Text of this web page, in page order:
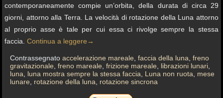
contemporaneamente compie un’orbita, della durata di circa 29
giorni, attorno alla Terra. La velocità di rotazione della Luna attorno
al proprio asse è tale per cui essa ci rivolge sempre la stessa
faccia.Continua a leggere →
Contrassegnato accelerazione mareale ,faccia della luna ,freno
gravitazionale ,freno mareale ,frizione mareale librazioni lunari
luna
luna mostra sempre la stessa faccia Luna non ruota
mese
lunare
rotazione della luna rotazione sincrona